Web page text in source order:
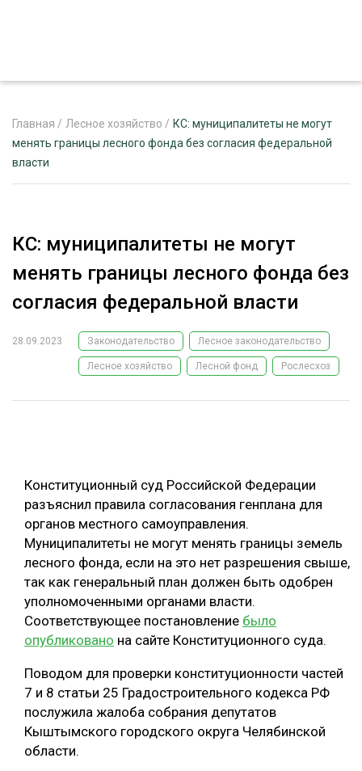
ЖУРНАЛ «ЛЕСНОЙ КОМПЛЕКС»
ЛЕСОЗАГОТОВКА
ЛОГИСТИКА
ПРОИЗВОДСТВО ДРЕВЕСНЫХ ПЛИТ
ЦБП
КОМПЛЕКСНАЯ ПЕРЕРАБОТКА
ЛЕСОПИЛЕНИЕ
БЕЗОПАСНОЕ ПРОИЗВОДСТВО
СОРТИРОВКА ДРЕВЕСИНЫ
СУШКА ДРЕВЕСИНЫ
ЭКСПЕРТНОЕ МНЕНИЕ
Главная / Лесное хозяйство / КС: муниципалитеты не могут
менять границы лесного фонда без согласия федеральной
власти
КС: муниципалитеты не могут
менять границы лесного фонда без
согласия федеральной власти
28.09.2023 Законодательство Лесное законодательство
Лесное хозяйство Лесной фонд Рослесхоз
Конституционный суд Российской Федерации
разъяснил правила согласования генплана для
органов местного самоуправления.
Муниципалитеты не могут менять границы земель
лесного фонда, если на это нет разрешения свыше,
так как генеральный план должен быть одобрен
уполномоченными органами власти.
Соответствующее постановление было
опубликовано на сайте Конституционного суда.
Поводом для проверки конституционности частей
7 и 8 статьи 25 Градостроительного кодекса РФ
послужила жалоба собрания депутатов
Кыштымского городского округа Челябинской
области.